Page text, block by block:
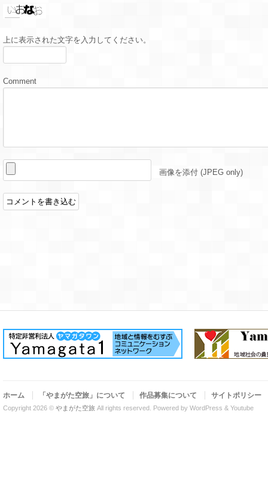
上に表示された文字を入力してください。
Comment
画像を添付 (JPEG only)
ホーム 「やまがた空旅」について 作品募集について サイトポリシー
Copyright 2026 © やまがた空旅 All rights reserved. Powered by WordPress & Youtube